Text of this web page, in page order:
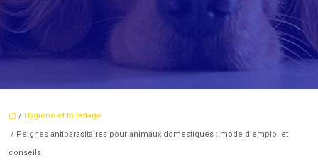
/ Hygiène et toilettage
/ Peignes antiparasitaires pour animaux domestiques : mode d’emploi et
conseils